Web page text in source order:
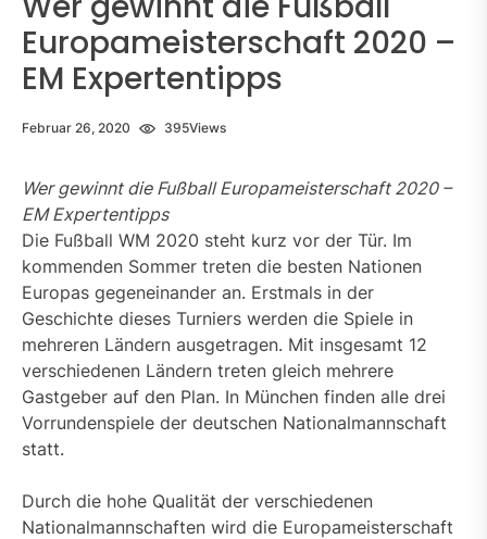
Europameisterschaft 2020 –
EM Expertentipps
Februar 26, 2020 395Views
Wer gewinnt die Fußball Europameisterschaft 2020 –
EM Expertentipps
Die Fußball WM 2020 steht kurz vor der Tür. Im
kommenden Sommer treten die besten Nationen
Europas gegeneinander an. Erstmals in der
Geschichte dieses Turniers werden die Spiele in
mehreren Ländern ausgetragen. Mit insgesamt 12
verschiedenen Ländern treten gleich mehrere
Gastgeber auf den Plan. In München finden alle drei
Vorrundenspiele der deutschen Nationalmannschaft
statt.
Durch die hohe Qualität der verschiedenen
Nationalmannschaften wird die Europameisterschaft